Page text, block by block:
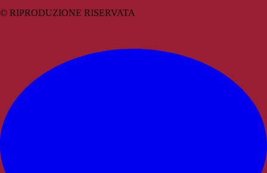
© RIPRODUZIONE RISERVATA